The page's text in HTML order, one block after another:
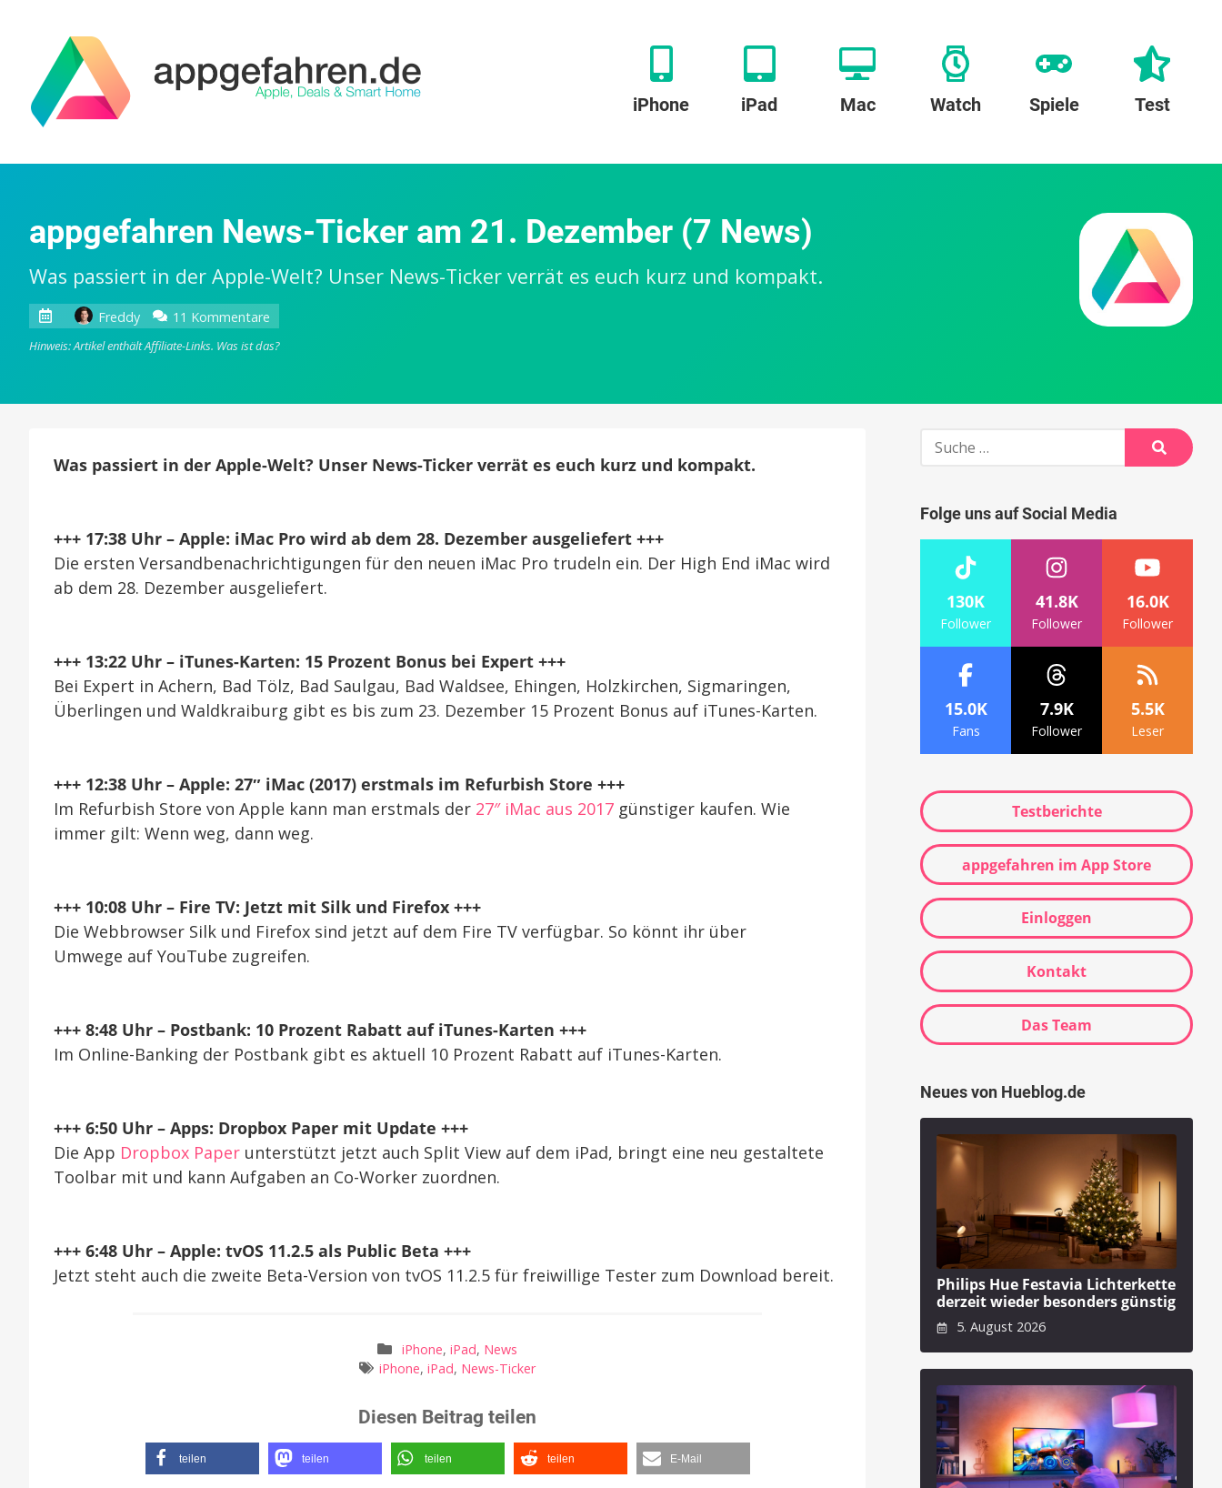
iPhone iPad Mac Watch Spiele Test
appgefahren News-Ticker am 21. Dezember (7 News)
Was passiert in der Apple-Welt? Unser News-Ticker verrät es euch kurz und kompakt.
Freddy 11 Kommentare
News-
News)
Hinweis: Artikel enthält Affiliate-Links. Was ist das?
Was passiert in der Apple-Welt? Unser News-Ticker verrät es euch kurz und kompakt.
+++ 17:38 Uhr – Apple: iMac Pro wird ab dem 28. Dezember ausgeliefert +++
Die ersten Versandbenachrichtigungen für den neuen iMac Pro trudeln ein. Der High End iMac wird
ab dem 28. Dezember ausgeliefert.
+++ 13:22 Uhr – iTunes-Karten: 15 Prozent Bonus bei Expert +++
Bei Expert in Achern, Bad Tölz, Bad Saulgau, Bad Waldsee, Ehingen, Holzkirchen, Sigmaringen,
Überlingen und Waldkraiburg gibt es bis zum 23. Dezember 15 Prozent Bonus auf iTunes-Karten.
+++ 12:38 Uhr – Apple: 27″ iMac (2017) erstmals im Refurbish Store +++
Im Refurbish Store von Apple kann man erstmals der 27″ iMac aus 2017 günstiger kaufen. Wie
immer gilt: Wenn weg, dann weg.
+++ 10:08 Uhr – Fire TV: Jetzt mit Silk und Firefox +++
Die Webbrowser Silk und Firefox sind jetzt auf dem Fire TV verfügbar. So könnt ihr über
Umwege auf YouTube zugreifen.
+++ 8:48 Uhr – Postbank: 10 Prozent Rabatt auf iTunes-Karten +++
Im Online-Banking der Postbank gibt es aktuell 10 Prozent Rabatt auf iTunes-Karten.
+++ 6:50 Uhr – Apps: Dropbox Paper mit Update +++
Die App Dropbox Paper unterstützt jetzt auch Split View auf dem iPad, bringt eine neu gestaltete
Toolbar mit und kann Aufgaben an Co-Worker zuordnen.
+++ 6:48 Uhr – Apple: tvOS 11.2.5 als Public Beta +++
Jetzt steht auch die zweite Beta-Version von tvOS 11.2.5 für freiwillige Tester zum Download bereit.
iPhone, iPad, News
iPhone, iPad, News-Ticker
Diesen Beitrag teilen
teilen teilen teilen teilen E-Mail
Suche
Suche
Folge uns auf Social Media
130K
Follower
41.8K
Follower
16.0K
Follower
15.0K
Fans
7.9K
Follower
5.5K
Leser
Testberichte
appgefahren im App Store
Einloggen
Kontakt
Das Team
Neues von Hueblog.de
Philips Hue Festavia Lichterkette
derzeit wieder besonders günstig
5. August 2026